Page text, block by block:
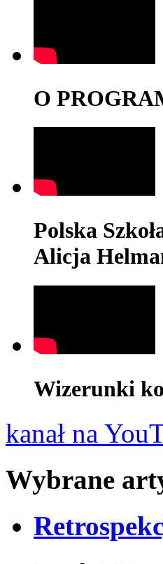
O
Polska
Alicja
Wizerunki
kanał na
Wybrane